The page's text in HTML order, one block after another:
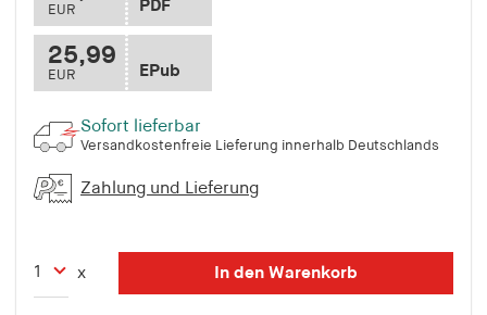
EUR PDF
25,99
EUR EPub
Sofort lieferbar
Versandkostenfreie Lieferung innerhalb Deutschlands
Zahlung und Lieferung
x In den Warenkorb